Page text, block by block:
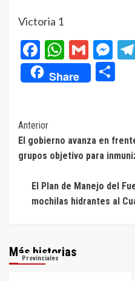
Victoria 1
Facebook
Share
Navegación
de
entradas
Anterior
El gobierno avanza en
grupos objetivo para
El Plan de Manejo del
mochilas hidrantes al
Más historias
Provinciales